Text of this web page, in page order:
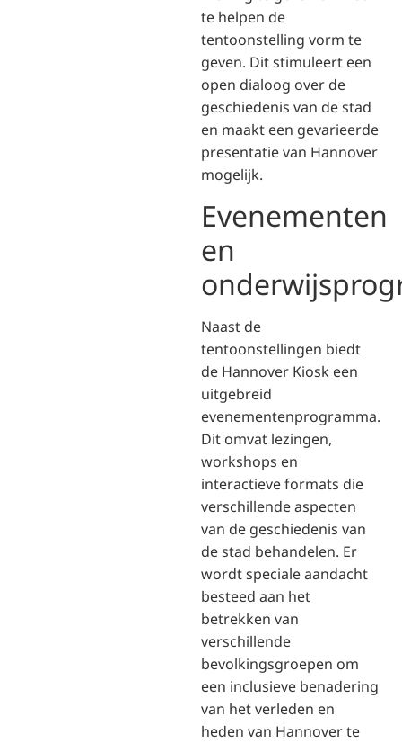
te helpen de
tentoonstelling vorm te
geven. Dit stimuleert een
open dialoog over de
geschiedenis van de stad
en maakt een gevarieerde
presentatie van Hannover
mogelijk.
Evenementen
en
Naast de
tentoonstellingen biedt
de Hannover Kiosk een
uitgebreid
evenementenprogramma.
Dit omvat lezingen,
workshops en
interactieve formats die
verschillende aspecten
van de geschiedenis van
de stad behandelen. Er
wordt speciale aandacht
besteed aan het
betrekken van
verschillende
bevolkingsgroepen om
een inclusieve benadering
van het verleden en
heden van Hannover te